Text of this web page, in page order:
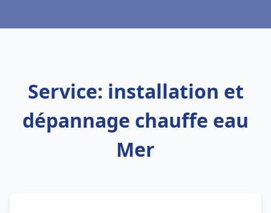
Service: installation et
dépannage chauffe eau
Mer